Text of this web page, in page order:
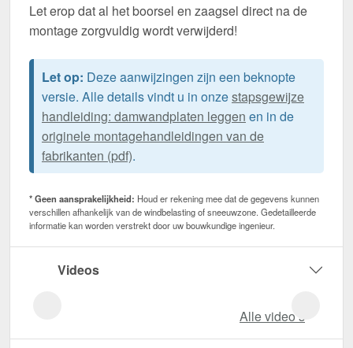
Let erop dat al het boorsel en zaagsel direct na de
montage zorgvuldig wordt verwijderd!
Let op: Deze aanwijzingen zijn een beknopte
versie. Alle details vindt u in onzestapsgewijze
handleiding: damwandplaten leggen en in de
originele montagehandleidingen van de
fabrikanten (pdf).
* Geen aansprakelijkheid: Houd er rekening mee dat de gegevens kunnen
verschillen afhankelijk van de windbelasting of sneeuwzone. Gedetailleerde
informatie kan worden verstrekt door uw bouwkundige ingenieur.
Videos
Alle video‘s